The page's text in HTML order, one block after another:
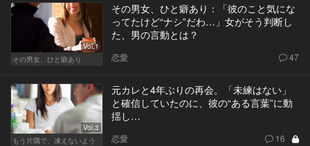
Vol.1
その男女、ひと癖あり
その男女、ひと癖あり：「彼のこと気にな
ってたけど“ナシ”だわ…」女がそう判断し
た、男の言動とは？
恋愛 47
Vol.3
もう片隅で、凍えないよう
元カレと4年ぶりの再会。「未練はない」
と確信していたのに、彼の“ある言葉”に動
揺し…
恋愛 16